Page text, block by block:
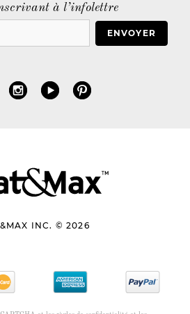
à l’infolettre
ENVOYER
INC. © 2026